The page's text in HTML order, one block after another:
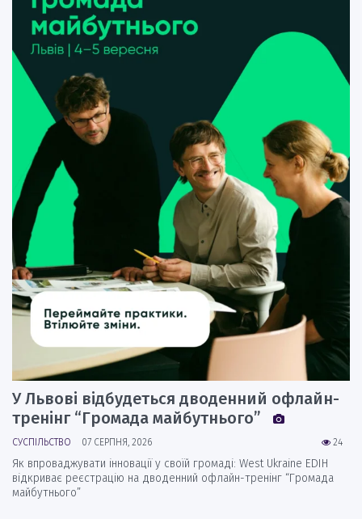
У Львові відбудеться дводенний офлайн-
тренінг “Громада майбутнього”
24
СУСПІЛЬСТВО 07 СЕРПНЯ, 2026
Як впроваджувати інновації у своїй громаді: West Ukraine EDIH
відкриває реєстрацію на дводенний офлайн-тренінг “Громада
майбутнього”